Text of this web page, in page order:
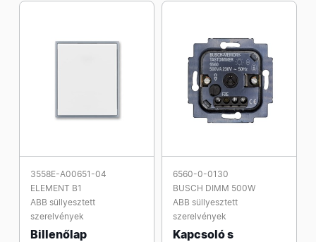
3558E-A00651-04
ELEMENT B1
ABB süllyesztett
szerelvények
Billenőlap
6560-0-0130
BUSCH DIMM 500W
ABB süllyesztett
szerelvények
Kapcsoló s